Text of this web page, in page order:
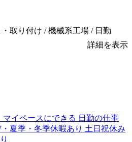
取り付け / 機械系工場 / 日勤
詳細を表示